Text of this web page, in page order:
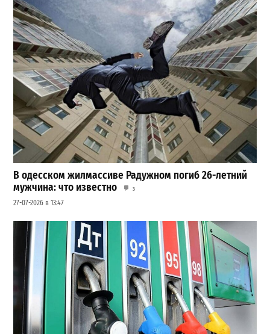
В одесском жилмассиве Радужном погиб 26-летний
мужчина: что известно
3
27-07-2026 в 13:47